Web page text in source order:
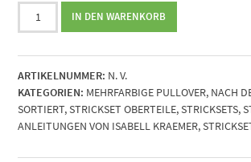
Strickset
Gianluca
von
Isabell
Kraemer
Menge
IN DEN WARENKORB
ARTIKELNUMMER: N. V.
KATEGORIEN: MEHRFARBIGE PULLOVER, NACH
SORTIERT,STRICKSET OBERTEILE,STRICKSETS,
ANLEITUNGEN VON ISABELL KRAEMER,